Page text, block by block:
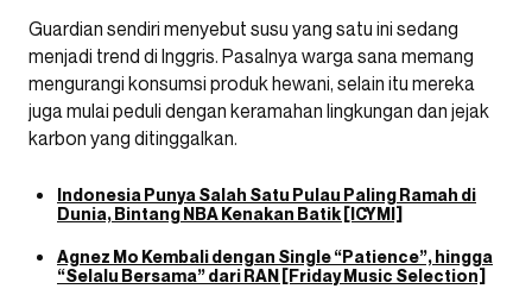
Guardian sendiri menyebut susu yang satu ini sedang
menjadi trend di Inggris. Pasalnya warga sana memang
mengurangi konsumsi produk hewani, selain itu mereka
juga mulai peduli dengan keramahan lingkungan dan jejak
karbon yang ditinggalkan.
Indonesia Punya Salah Satu Pulau Paling Ramah di
Dunia, Bintang NBA Kenakan Batik [ICYMI]
Agnez Mo Kembali dengan Single “Patience”, hingga
“Selalu Bersama” dari RAN [Friday Music Selection]